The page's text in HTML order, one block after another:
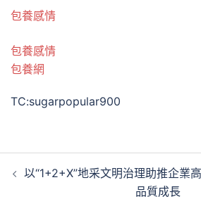
包養感情
包養感情
包養網
TC:sugarpopular900
章 以“1+2+X”地采文明治理助推企業
品質成長